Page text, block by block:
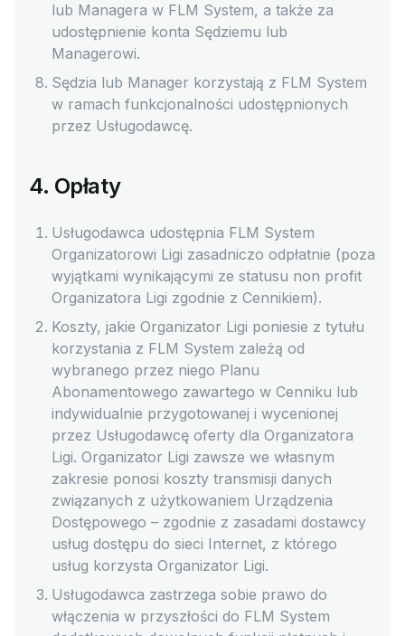
lub Managera w FLM System, a także za
udostępnienie konta Sędziemu lub
Managerowi.
Sędzia lub Manager korzystają z FLM System
w ramach funkcjonalności udostępnionych
przez Usługodawcę.
4. Opłaty
Usługodawca udostępnia FLM System
Organizatorowi Ligi zasadniczo odpłatnie (poza
wyjątkami wynikającymi ze statusu non profit
Organizatora Ligi zgodnie z Cennikiem).
Koszty, jakie Organizator Ligi poniesie z tytułu
korzystania z FLM System zależą od
wybranego przez niego Planu
Abonamentowego zawartego w Cenniku lub
indywidualnie przygotowanej i wycenionej
przez Usługodawcę oferty dla Organizatora
Ligi. Organizator Ligi zawsze we własnym
zakresie ponosi koszty transmisji danych
związanych z użytkowaniem Urządzenia
Dostępowego – zgodnie z zasadami dostawcy
usług dostępu do sieci Internet, z którego
usług korzysta Organizator Ligi.
Usługodawca zastrzega sobie prawo do
włączenia w przyszłości do FLM System